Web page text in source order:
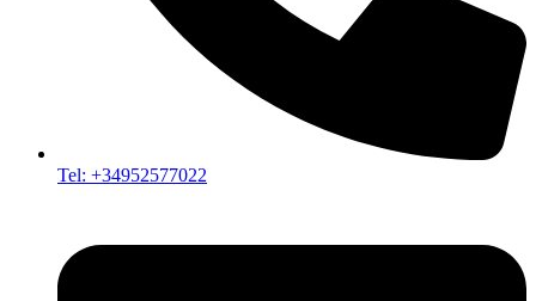
Tel: +34952577022